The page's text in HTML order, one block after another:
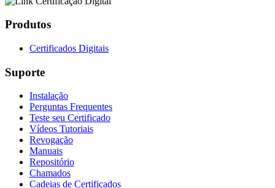
Produtos
Certificados Digitais
Suporte
Instalação
Perguntas Frequentes
Teste seu Certificado
Vídeos Tutoriais
Revogação
Manuais
Repositório
Chamados
Cadeias de Certificados